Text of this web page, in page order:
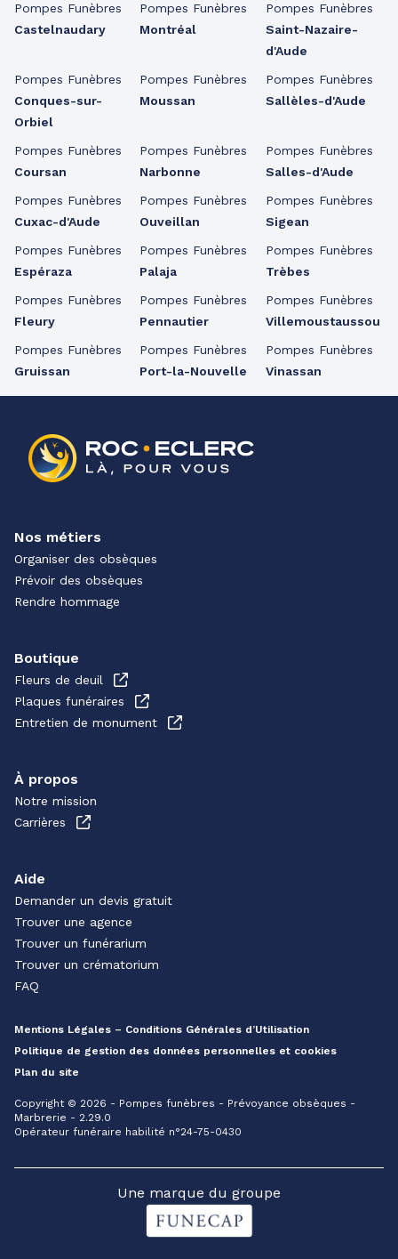
Pompes Funèbres
Castelnaudary
Pompes Funèbres
Conques-sur-
Orbiel
Pompes Funèbres
Coursan
Pompes Funèbres
Cuxac-d'Aude
Pompes Funèbres
Espéraza
Pompes Funèbres
Fleury
Pompes Funèbres
Gruissan
Pompes Funèbres
Montréal
Pompes Funèbres
Moussan
Pompes Funèbres
Narbonne
Pompes Funèbres
Ouveillan
Pompes Funèbres
Palaja
Pompes Funèbres
Pennautier
Pompes Funèbres
Port-la-Nouvelle
Pompes Funèbres
Saint-Nazaire-
d'Aude
Pompes Funèbres
Sallèles-d'Aude
Pompes Funèbres
Salles-d'Aude
Pompes Funèbres
Sigean
Pompes Funèbres
Trèbes
Pompes Funèbres
Villemoustaussou
Pompes Funèbres
Vinassan
Nos métiers
Organiser des obsèques
Prévoir des obsèques
Rendre hommage
Boutique
Fleurs de deuil
Plaques funéraires
Entretien de monument
À propos
Notre mission
Carrières
Aide
Demander un devis gratuit
Trouver une agence
Trouver un funérarium
Trouver un crématorium
FAQ
Mentions Légales – Conditions Générales d’Utilisation
Politique de gestion des données personnelles et cookies
Plan du site
Copyright © 2026 - Pompes funèbres - Prévoyance obsèques -
Marbrerie - 2.29.0
Opérateur funéraire habilité n°24-75-0430
Une marque du groupe